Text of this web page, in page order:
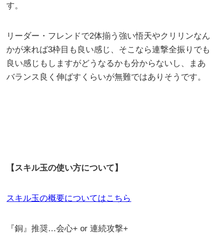
す。
リーダー・フレンドで2体揃う強い悟天やクリリンなん
かが来れば3枠目も良い感じ、そこなら連撃全振りでも
良い感じもしますがどうなるかも分からないし、まあ
バランス良く伸ばすくらいが無難ではありそうです。
【スキル玉の使い方について】
スキル玉の概要についてはこちら
『銅』推奨…会心+ or 連続攻撃+